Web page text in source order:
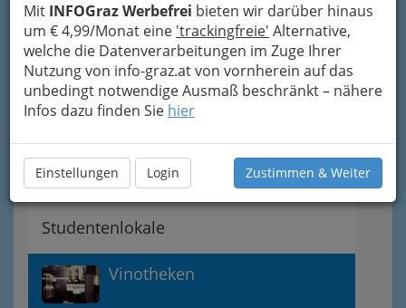
Mit INFOGraz Werbefrei bieten wir darüber hinaus
um € 4,99/Monat eine 'trackingfreie' Alternative,
welche die Datenverarbeitungen im Zuge Ihrer
Nutzung von info-graz.at von vornherein auf das
unbedingt notwendige Ausmaß beschränkt – nähere
Infos dazu finden Sie hier
Einstellungen Login Zustimmen & Weiter
Bars
Bierlokale und Pubs
Wirtshausbrauereien Graz und
Umgebung
Studentenlokale
Vinotheken